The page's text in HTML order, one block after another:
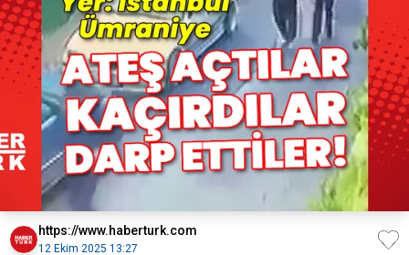
https://www.haberturk.com
12 Ekim 2025 13:27